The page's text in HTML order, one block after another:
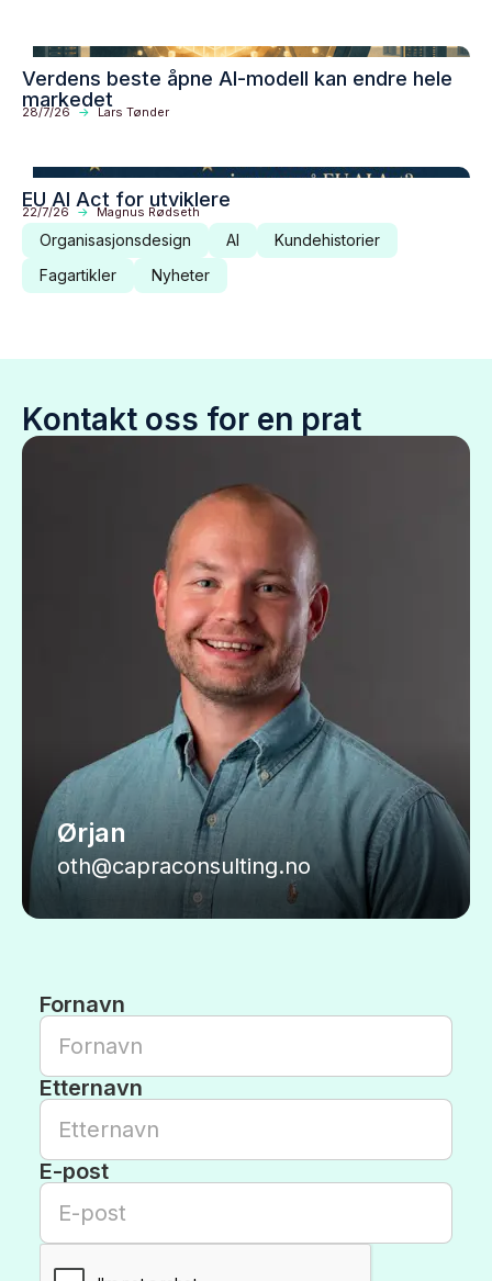
Verdens beste åpne AI-modell kan endre hele
markedet
28/7/26 -> Lars Tønder
EU AI Act for utviklere
22/7/26 -> Magnus Rødseth
Organisasjonsdesign AI
Kundehistorier
Fagartikler
Nyheter
Kontakt oss for en prat
Ørjan
oth@capraconsulting.no
Fornavn
Etternavn
E-post